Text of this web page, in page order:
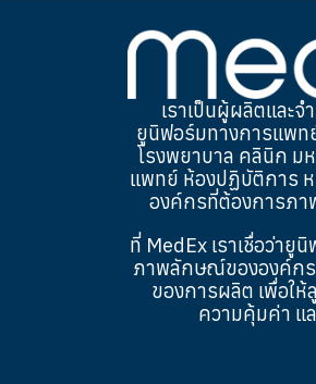
เราเป็นผู้ผลิตและ
ยูนิฟอร์มทางการแพท
โรงพยาบาล คลินิก ม
แพทย์ ห้องปฏิบัติการ
องค์กรที่ต้องการภ
ที่ MedEx เราเชื่อว่า
ภาพลักษณ์ขององค์กร
ของการผลิต เพื่อใ
ความคุ้มค่า แ